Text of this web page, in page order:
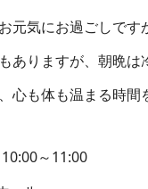
元気にお過ごしです
ありますが、朝晩
心も体も温まる時
～11:00